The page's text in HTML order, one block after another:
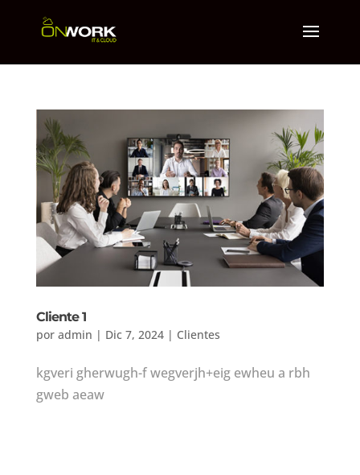
Cliente 1
por admin | Dic 7, 2024| Clientes
kgveri gherwugh-f wegverjh+eig ewheu a rbh
gweb aeaw